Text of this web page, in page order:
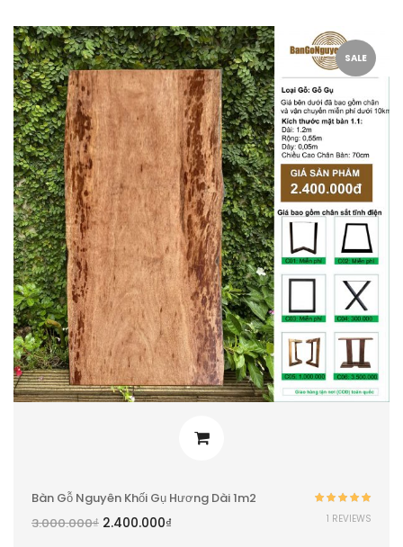
SALE
Bàn Gỗ Nguyên Khối Gụ Hương Dài 1m2
3.000.000₫ 2.400.000₫
Được xếp
hạng5.00 5
1 REVIEWS